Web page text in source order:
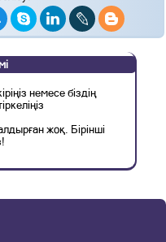
немесе біздің
жоқ. Бірінші